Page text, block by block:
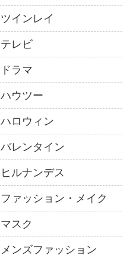
ツインレイ
テレビ
ドラマ
ハウツー
ハロウィン
バレンタイン
ヒルナンデス
ファッション・メイク
マスク
メンズファッション